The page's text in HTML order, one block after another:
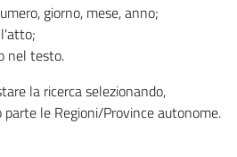
giorno, mese, anno;
nel testo.
la ricerca selezionando,
le Regioni/Province autonome.